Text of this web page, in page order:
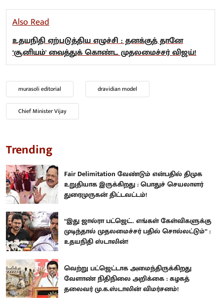
Also Read
உதயநிதி ஏற்படுத்திய எழுச்சி : தனக்குத் தானே
‘சூனியம்' வைத்துக் கொண்ட முதலமைச்சர் விஜய்!
murasoli editorial dravidian model
Chief Minister Vijay
Trending
Fair Delimitation வேண்டும் என்பதில் திமுக
உறுதியாக இருக்கிறது : பொதுச் செயலாளர்
துரைமுருகன் திட்டவட்டம்!
“இது ஜால்ரா பட்ஜெட்.. எங்கள் கேள்விகளுக்கு
முடிந்தால் முதலமைச்சர் பதில் சொல்லட்டும்” :
உதயநிதி ஸ்டாலின்!
வெற்று பட்ஜெட்டாக அமைந்திருக்கிறது
வேளாண் நிதிநிலை அறிக்கை : கழகத்
தலைவர் மு.க.ஸ்டாலின் விமர்சனம்!